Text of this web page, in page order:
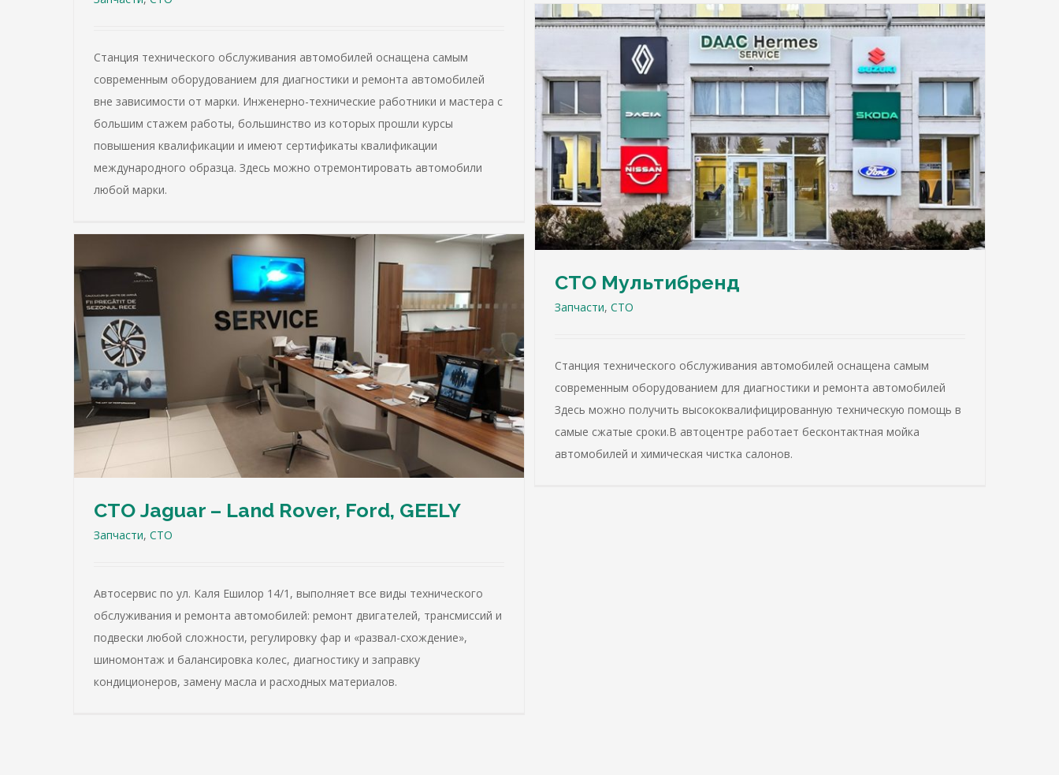
Станция технического обслуживания автомобилей оснащена самым
современным оборудованием для диагностики и ремонта автомобилей
вне зависимости от марки. Инженерно-технические работники и мастера с
большим стажем работы, большинство из которых прошли курсы
повышения квалификации и имеют сертификаты квалификации
международного образца. Здесь можно отремонтировать автомобили
любой марки.
Запчасти СТО
СТО Мультибренд
Запчасти, СТО
Станция технического обслуживания автомобилей оснащена самым
современным оборудованием для диагностики и ремонта автомобилей
Здесь можно получить высококвалифицированную техническую помощь в
самые сжатые сроки.В автоцентре работает бесконтактная мойка
автомобилей и химическая чистка салонов.
СТО Jaguar – Land Rover, Ford, GEELY
Запчасти, СТО
Автосервис по ул. Каля Ешилор 14/1, выполняет все виды технического
обслуживания и ремонта автомобилей: ремонт двигателей, трансмиссий и
подвески любой сложности, регулировку фар и «развал-схождение»,
шиномонтаж и балансировка колес, диагностику и заправку
кондиционеров, замену масла и расходных материалов.